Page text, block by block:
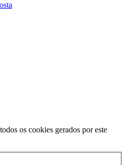
os cookies gerados por este